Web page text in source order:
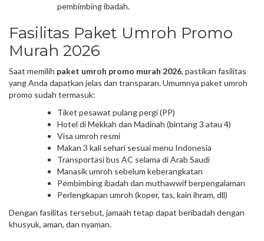
pembimbing ibadah.
Fasilitas Paket Umroh Promo
Murah 2026
Saat memilih paket umroh promo murah 2026, pastikan fasilitas
yang Anda dapatkan jelas dan transparan. Umumnya paket umroh
promo sudah termasuk:
Tiket pesawat pulang pergi (PP)
Hotel di Mekkah dan Madinah (bintang 3 atau 4)
Visa umroh resmi
Makan 3 kali sehari sesuai menu Indonesia
Transportasi bus AC selama di Arab Saudi
Manasik umroh sebelum keberangkatan
Pembimbing ibadah dan muthawwif berpengalaman
Perlengkapan umroh (koper, tas, kain ihram, dll)
Dengan fasilitas tersebut, jamaah tetap dapat beribadah dengan
khusyuk, aman, dan nyaman.